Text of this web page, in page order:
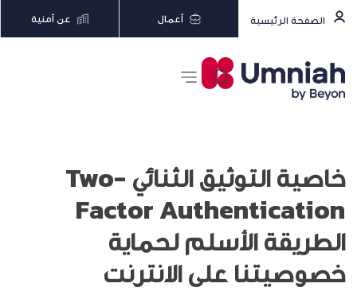
الصفحة الرئيسية أعمال عن أمنية
خاصية التوثيق الثنائي Two-
Factor Authentication
الطريقة الأسلم لحماية
خصوصيتنا على الانترنت